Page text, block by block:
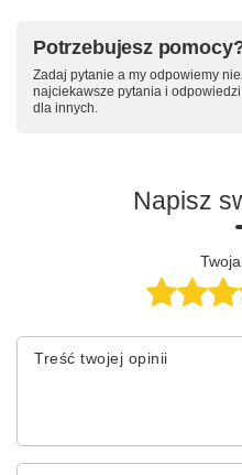
Potrzebujesz
Zadaj pytanie a my odpowiemy
najciekawsze pytania i
dla innych.
Napisz
Treść twojej opinii